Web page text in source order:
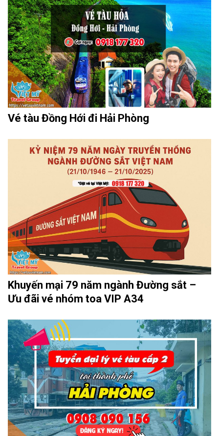
Vé tàu Đồng Hới đi Hải Phòng
Khuyến mại 79 năm ngành Đường sắt –
Ưu đãi vé nhóm toa VIP A34